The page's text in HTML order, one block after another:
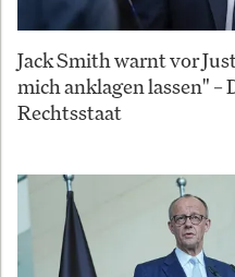
Jack Smith warnt vor
mich anklagen lassen" –
Rechtsstaat